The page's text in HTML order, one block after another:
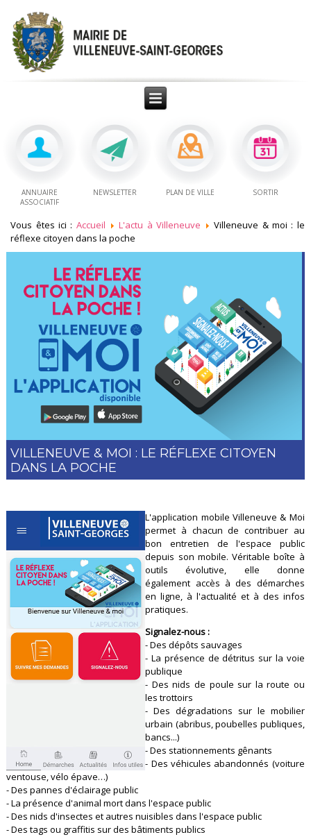
ANNUAIRE
ASSOCIATIF
NEWSLETTER PLAN DE VILLE SORTIR
Vous êtes ici : Accueil L'actu à Villeneuve
Villeneuve & moi : le
réflexe citoyen dans la poche
VILLENEUVE & MOI : LE RÉFLEXE CITOYEN
DANS LA POCHE
L'application mobile Villeneuve & Moi
permet à chacun de contribuer au
bon entretien de l'espace public
depuis son mobile. Véritable boîte à
outils évolutive, elle donne
également accès à des démarches
en ligne, à l'actualité et à des infos
pratiques.
Signalez-nous :
- Des dépôts sauvages
- La présence de détritus sur la voie
publique
- Des nids de poule sur la route ou
les trottoirs
- Des dégradations sur le mobilier
urbain (abribus, poubelles publiques,
bancs...)
- Des stationnements gênants
- Des véhicules abandonnés (voiture
ventouse, vélo épave…)
- Des pannes d'éclairage public
- La présence d'animal mort dans l'espace public
- Des nids d'insectes et autres nuisibles dans l'espace public
- Des tags ou graffitis sur des bâtiments publics